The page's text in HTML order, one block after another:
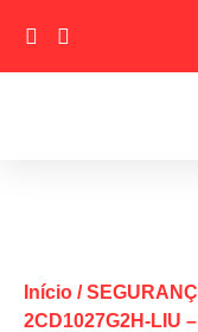
Início /
2CD1027G2H-LIU